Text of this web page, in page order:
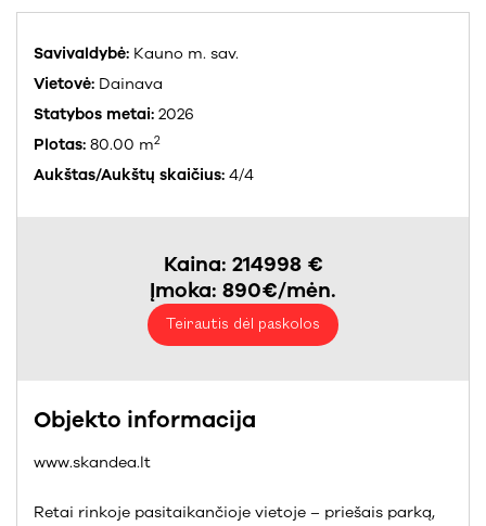
Savivaldybė: Kauno m. sav.
Vietovė: Dainava
Statybos metai: 2026
Plotas: 80.00 m2
Aukštas/Aukštų skaičius: 4/4
Kaina: 214998 €
Įmoka: 890€/mėn.
Teirautis dėl paskolos
Objekto informacija
www.skandea.lt
Retai rinkoje pasitaikančioje vietoje – priešais parką,